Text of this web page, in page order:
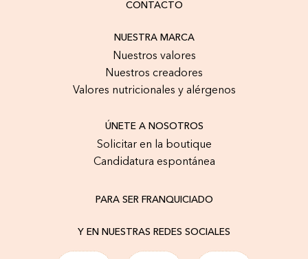
CONTACTO
NUESTRA MARCA
Nuestros valores
Nuestros creadores
Valores nutricionales y alérgenos
ÚNETE A NOSOTROS
Solicitar en la boutique
Candidatura espontánea
PARA SER FRANQUICIADO
Y EN NUESTRAS REDES SOCIALES